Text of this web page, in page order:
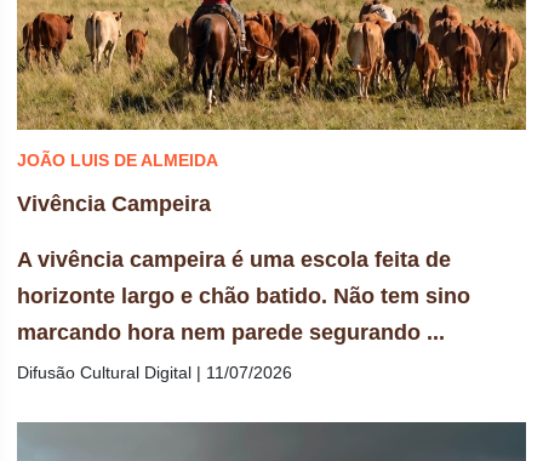
JOÃO LUIS DE ALMEIDA
Vivência Campeira
A vivência campeira é uma escola feita de
horizonte largo e chão batido. Não tem sino
marcando hora nem parede segurando ...
Difusão Cultural Digital | 11/07/2026